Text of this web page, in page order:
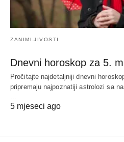
ZANIMLJIVOSTI
Dnevni horoskop za 5.
Pročitajte najdetaljniji dnevni
pripremaju najpoznatiji astrolozi sa
…
5 mjeseci ago